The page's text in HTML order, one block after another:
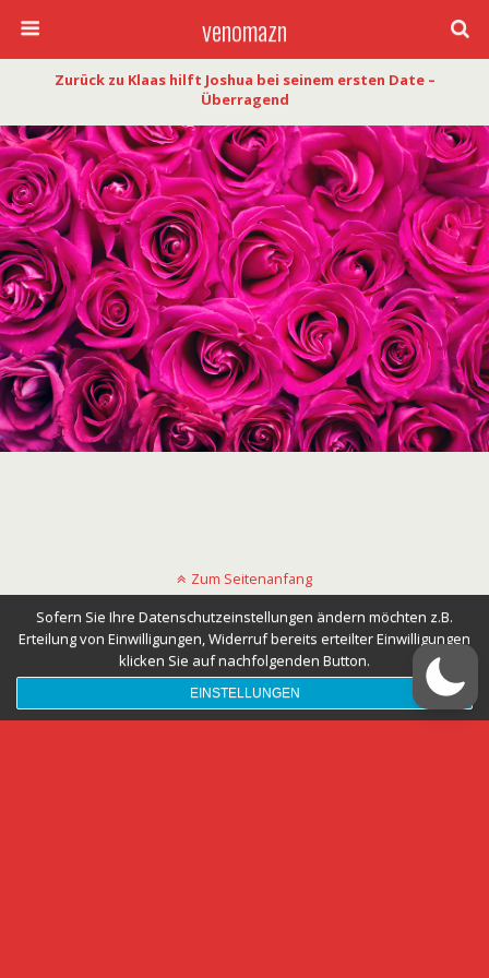
venomazn
Zurück zu Klaas hilft Joshua bei seinem ersten Date –
Überragend
Zum Seitenanfang
Mobil Desktop
Sofern Sie Ihre Datenschutzeinstellungen ändern möchten z.B.
Erteilung von Einwilligungen, Widerruf bereits erteilter Einwilligungen
klicken Sie auf nachfolgenden Button.
EINSTELLUNGEN